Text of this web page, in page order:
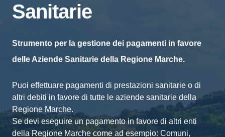
Sanitarie
Strumento per la gestione dei pagamenti in favore
delle Aziende Sanitarie della Regione Marche.
Puoi effettuare pagamenti di prestazioni sanitarie o di
altri debiti in favore di tutte le aziende sanitarie della
Regione Marche.
Se devi eseguire un pagamento in favore di altri enti
della Regione Marche come ad esempio: Comuni,